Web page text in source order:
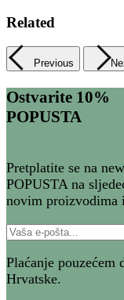
Related
Previous
Ostvarite 10%
POPUSTA
Pretplatite se na
POPUSTA na
novim proizvodima
Plaćanje pouzećem
Hrvatske.